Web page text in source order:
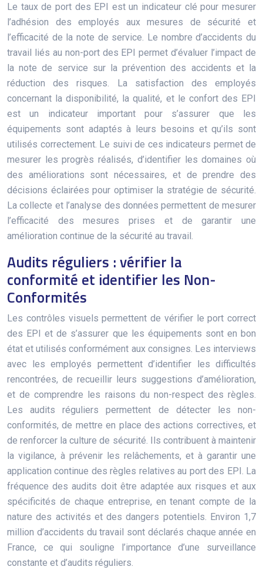
Le taux de port des EPI est un indicateur clé pour mesurer
l’adhésion des employés aux mesures de sécurité et
l’efficacité de la note de service. Le nombre d’accidents du
travail liés au non-port des EPI permet d’évaluer l’impact de
la note de service sur la prévention des accidents et la
réduction des risques. La satisfaction des employés
concernant la disponibilité, la qualité, et le confort des EPI
est un indicateur important pour s’assurer que les
équipements sont adaptés à leurs besoins et qu’ils sont
utilisés correctement. Le suivi de ces indicateurs permet de
mesurer les progrès réalisés, d’identifier les domaines où
des améliorations sont nécessaires, et de prendre des
décisions éclairées pour optimiser la stratégie de sécurité.
La collecte et l’analyse des données permettent de mesurer
l’efficacité des mesures prises et de garantir une
amélioration continue de la sécurité au travail.
Audits réguliers : vérifier la
conformité et identifier les Non-
Conformités
Les contrôles visuels permettent de vérifier le port correct
des EPI et de s’assurer que les équipements sont en bon
état et utilisés conformément aux consignes. Les interviews
avec les employés permettent d’identifier les difficultés
rencontrées, de recueillir leurs suggestions d’amélioration,
et de comprendre les raisons du non-respect des règles.
Les audits réguliers permettent de détecter les non-
conformités, de mettre en place des actions correctives, et
de renforcer la culture de sécurité. Ils contribuent à maintenir
la vigilance, à prévenir les relâchements, et à garantir une
application continue des règles relatives au port des EPI. La
fréquence des audits doit être adaptée aux risques et aux
spécificités de chaque entreprise, en tenant compte de la
nature des activités et des dangers potentiels. Environ 1,7
million d’accidents du travail sont déclarés chaque année en
France, ce qui souligne l’importance d’une surveillance
constante et d’audits réguliers.